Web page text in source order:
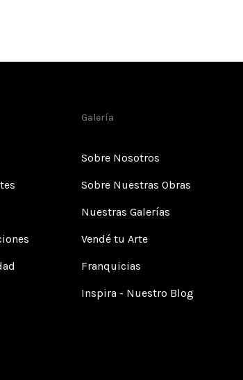
Galería
Sobre Nosotros
Sobre Nuestras Obras
Nuestras Galerías
Vendé tu Arte
Franquicias
Inspira - Nuestro Blog